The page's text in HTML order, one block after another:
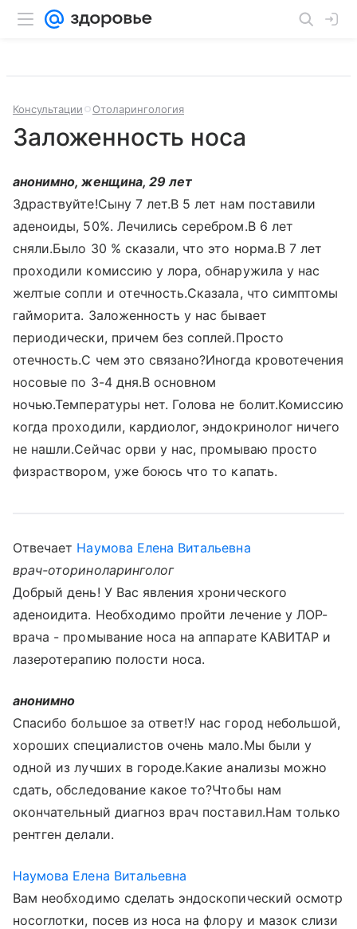
Консультации Отоларингология
Заложенность носа
анонимно, женщина, 29 лет
Здраствуйте!Сыну 7 лет.В 5 лет нам поставили
аденоиды, 50%. Лечились серебром.В 6 лет
сняли.Было 30 % сказали, что это норма.В 7 лет
проходили комиссию у лора, обнаружила у нас
желтые сопли и отечность.Сказала, что симптомы
гайморита. Заложенность у нас бывает
периодически, причем без соплей.Просто
отечность.С чем это связано?Иногда кровотечения
носовые по 3-4 дня.В основном
ночью.Температуры нет. Голова не болит.Комиссию
когда проходили, кардиолог, эндокринолог ничего
не нашли.Сейчас орви у нас, промываю просто
физраствором, уже боюсь что то капать.
Отвечает Наумова Елена Витальевна
врач-оториноларинголог
Добрый день! У Вас явления хронического
аденоидита. Необходимо пройти лечение у ЛОР-
врача - промывание носа на аппарате КАВИТАР и
лазеротерапию полости носа.
анонимно
Спасибо большое за ответ!У нас город небольшой,
хороших специалистов очень мало.Мы были у
одной из лучших в городе.Какие анализы можно
сдать, обследование какое то?Чтобы нам
окончательный диагноз врач поставил.Нам только
рентген делали.
Наумова Елена Витальевна
Вам необходимо сделать эндоскопический осмотр
носоглотки, посев из носа на флору и мазок слизи